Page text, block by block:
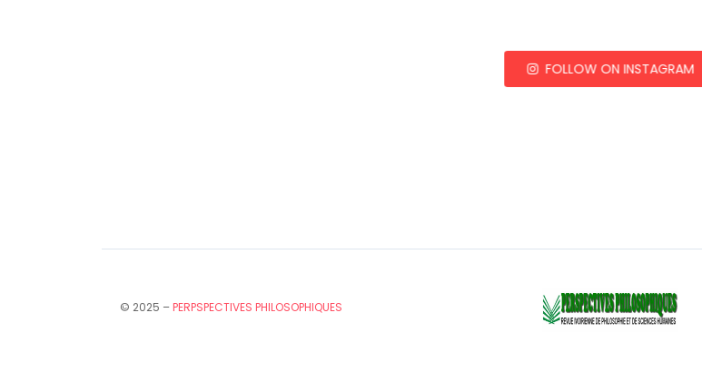
FOLLOW ON INSTAGRAM
© 2025 –PERPSPECTIVES PHILOSOPHIQUES